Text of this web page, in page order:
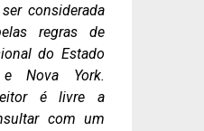
considerada
regras de
do Estado
Nova York.
é livre a
com um